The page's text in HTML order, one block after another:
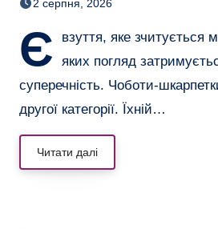
2 серпня, 2026
Є
взуття, яке зчитується
яких погляд
суперечність. Чоботи-
другої категорії. Їхній…
Читати далі